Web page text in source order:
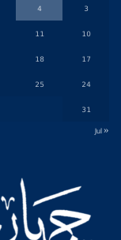
3
4
10
11
17
18
24
25
31
« Jul